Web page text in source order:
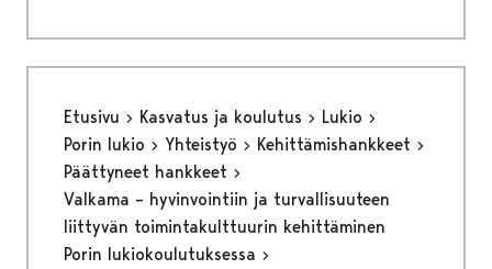
Etusivu Kasvatus ja koulutus
Lukio
Porin lukio
Yhteistyö
Kehittämishankkeet
Päättyneet hankkeet
Valkama – hyvinvointiin ja turvallisuuteen
liittyvän toimintakulttuurin kehittäminen
Porin lukiokoulutuksessa